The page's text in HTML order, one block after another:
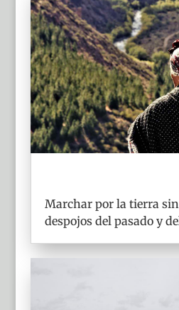
Marchar por la tierra
despojos del pasado y